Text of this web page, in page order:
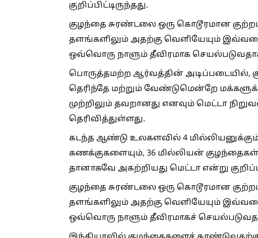
குறிப்பிட்டிருந்தது.
குழந்தை சுரண்டலை ஒரு கொடூரமான
தளங்களிலும் அதற்கு வெளியேயும்
ஒவ்வொரு நாளும் தீவிரமாக
பொருத்தமற்ற ஆர்வத்தின் அடிப்படையில்,
தெரிந்தே மற்றும் வேண்டுமென்றே
முற்றிலும் தவறானது எனவும் மெட்டா
தெரிவித்துள்ளது.
கடந்த ஆண்டு உலகளவில் 4
கணக்குகளையும், 36 மில்லியன்
தானாகவே அகற்றியது மெட்டா என்று
குழந்தை சுரண்டலை ஒரு கொடூரமான
தளங்களிலும் அதற்கு வெளியேயும்
ஒவ்வொரு நாளும் தீவிரமாகச்